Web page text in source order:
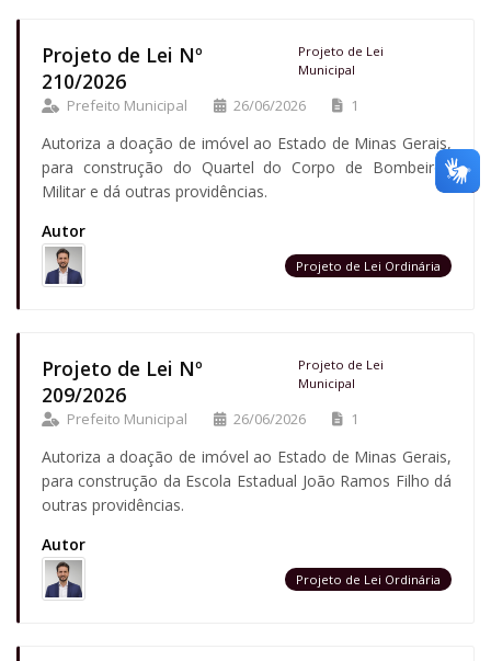
Projeto de Lei Nº
210/2026
Projeto de Lei
Municipal
Prefeito Municipal 26/06/2026 1
Autoriza a doação de imóvel ao Estado de Minas Gerais,
para construção do Quartel do Corpo de Bombeiros
Militar e dá outras providências.
Autor
Projeto de Lei Ordinária
Projeto de Lei Nº
209/2026
Projeto de Lei
Municipal
Prefeito Municipal 26/06/2026 1
Autoriza a doação de imóvel ao Estado de Minas Gerais,
para construção da Escola Estadual João Ramos Filho dá
outras providências.
Autor
Projeto de Lei Ordinária